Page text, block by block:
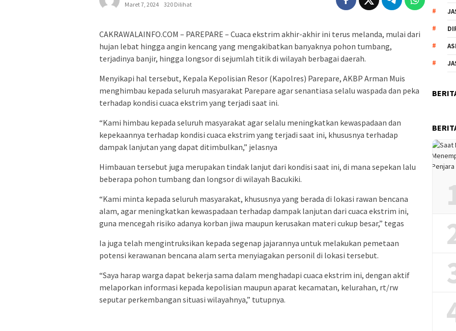
Maret 7, 2024
320 Dilihat
CAKRAWALAINFO.COM – PAREPARE – Cuaca ekstrim akhir-akhir ini terus melanda, mulai dari
hujan lebat hingga angin kencang yang mengakibatkan banyaknya pohon tumbang,
terjadinya banjir, hingga longsor di sejumlah titik di wilayah berbagai daerah.
Menyikapi hal tersebut, Kepala Kepolisian Resor (Kapolres) Parepare, AKBP Arman Muis
menghimbau kepada seluruh masyarakat Parepare agar senantiasa selalu waspada dan peka
terhadap kondisi cuaca ekstrim yang terjadi saat ini.
“Kami himbau kepada seluruh masyarakat agar selalu meningkatkan kewaspadaan dan
kepekaannya terhadap kondisi cuaca ekstrim yang terjadi saat ini, khususnya terhadap
dampak lanjutan yang dapat ditimbulkan,” jelasnya
Himbauan tersebut juga merupakan tindak lanjut dari kondisi saat ini, di mana sepekan lalu
beberapa pohon tumbang dan longsor di wilayah Bacukiki.
“Kami minta kepada seluruh masyarakat, khususnya yang berada di lokasi rawan bencana
alam, agar meningkatkan kewaspadaan terhadap dampak lanjutan dari cuaca ekstrim ini,
guna mencegah risiko adanya korban jiwa maupun kerusakan materi cukup besar,” tegas
Ia juga telah mengintruksikan kepada segenap jajarannya untuk melakukan pemetaan
potensi kerawanan bencana alam serta menyiagakan personil di lokasi tersebut.
“Saya harap warga dapat bekerja sama dalam menghadapi cuaca ekstrim ini, dengan aktif
melaporkan informasi kepada kepolisian maupun aparat kecamatan, kelurahan, rt/rw
seputar perkembangan situasi wilayahnya,” tutupnya.